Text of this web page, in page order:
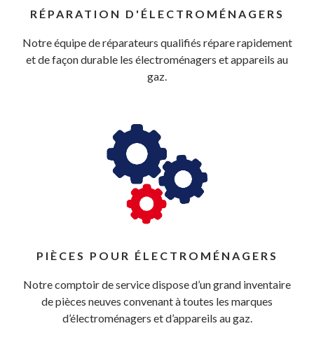
RÉPARATION D'ÉLECTROMÉNAGERS
Notre équipe de réparateurs qualifiés répare rapidement
et de façon durable les électroménagers et appareils au
gaz.
PIÈCES POUR ÉLECTROMÉNAGERS
Notre comptoir de service dispose d’un grand inventaire
de pièces neuves convenant à toutes les marques
d’électroménagers et d’appareils au gaz.